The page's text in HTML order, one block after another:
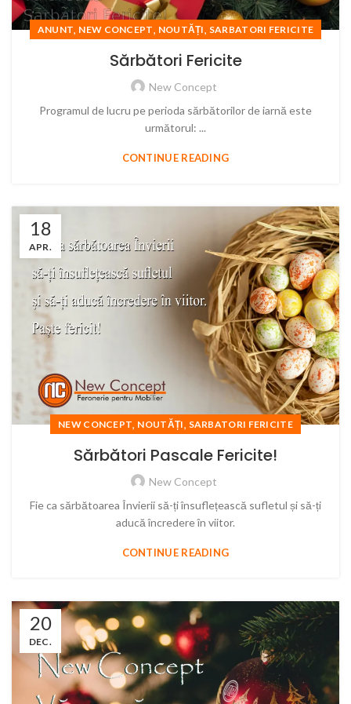
ANUNT, NEW CONCEPT, NOUTĂȚI, SARBATORI FERICITE
Sărbători Fericite
New Concept
Programul de lucru pe perioda sărbătorilor de iarnă este
următorul: ...
CONTINUE READING
18
APR.
NEW CONCEPT, NOUTĂȚI, SARBATORI FERICITE
Sărbători Pascale Fericite!
New Concept
Fie ca sărbătoarea Învierii să-ți însuflețească sufletul și să-ți
aducă încredere în viitor.
CONTINUE READING
20
DEC.